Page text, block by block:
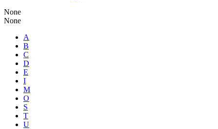
None
None
A
B
C
D
E
I
M
O
S
T
U